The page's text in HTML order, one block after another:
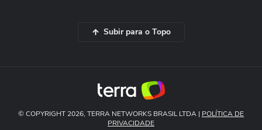
Subir para o Topo
© COPYRIGHT 2026, TERRA NETWORKS BRASIL LTDA | POLÍTICA DE
PRIVACIDADE